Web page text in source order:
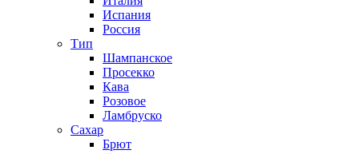
Испания
Россия
Тип
Шампанское
Просекко
Кава
Розовое
Ламбруско
Сахар
Брют